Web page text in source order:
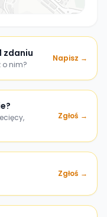
zdaniu
o nim?
Napisz →
Zgłoś →
Zgłoś →